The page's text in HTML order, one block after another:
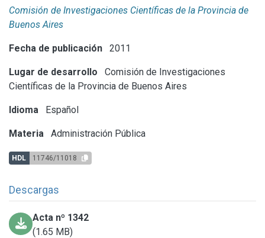
Statistics
Comisión de Investigaciones Científicas de la Provincia de
Buenos Aires
Fecha de publicación 2011
Lugar de desarrollo
Comisión de Investigaciones
Científicas de la Provincia de Buenos Aires
Idioma Español
Materia Administración Pública
HDL 11746/11018
Descargas
Acta nº 1342
(1.65 MB)